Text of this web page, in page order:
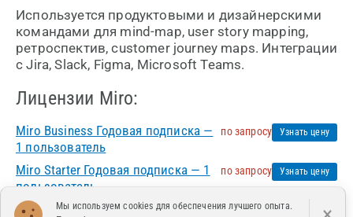
Используется продуктовыми и дизайнерскими
командами для mind-map, user story mapping,
ретроспектив, customer journey maps. Интеграции
с Jira, Slack, Figma, Microsoft Teams.
Лицензии Miro:
Miro Business Годовая подписка —
1 пользователь
по запросу Узнать цену
Miro Starter Годовая подписка — 1
пользователь
по запросу Узнать цену
Мы используем cookies для обеспечения лучшего опыта.